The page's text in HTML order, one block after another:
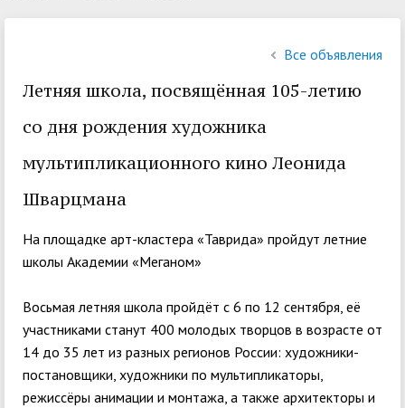
Все объявления
Летняя школа, посвящённая 105-летию
со дня рождения художника
мультипликационного кино Леонида
Шварцмана
На площадке арт-кластера «Таврида» пройдут летние
школы Академии «Меганом»
Восьмая летняя школа пройдёт с 6 по 12 сентября, её
участниками станут 400 молодых творцов в возрасте от
14 до 35 лет из разных регионов России: художники-
постановщики, художники по мультипликаторы,
режиссёры анимации и монтажа, а также архитекторы и